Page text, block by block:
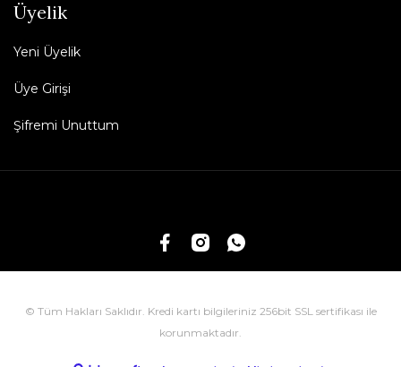
Üyelik
Yeni Üyelik
Üye Girişi
Şifremi Unuttum
© Tüm Hakları Saklıdır. Kredi kartı bilgileriniz 256bit SSL sertifikası ile
korunmaktadır.